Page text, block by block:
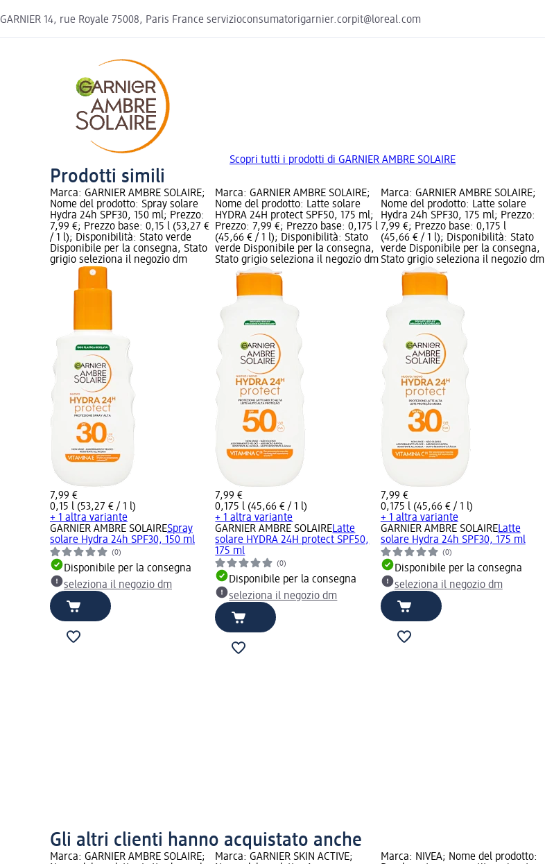
GARNIER 14, rue Royale 75008, Paris France servizioconsumatorigarnier.corpit@loreal.com
Scopri tutti i prodotti di GARNIER AMBRE SOLAIRE
Prodotti simili
Marca: GARNIER AMBRE SOLAIRE;
Nome del prodotto: Spray solare
Hydra 24h SPF30, 150 ml; Prezzo:
7,99 €; Prezzo base: 0,15 l (53,27 €
/ 1 l); Disponibilità: Stato verde
Disponibile per la consegna, Stato
grigio seleziona il negozio dm
7,99 €
0,15 l (53,27 € / 1 l)
+ 1 altra variante
GARNIER AMBRE SOLAIRESpray
solare Hydra 24h SPF30, 150 ml
(0)
Disponibile per la consegna
seleziona il negozio dm
Marca: GARNIER AMBRE SOLAIRE;
Nome del prodotto: Latte solare
HYDRA 24H protect SPF50, 175 ml;
Prezzo: 7,99 €; Prezzo base: 0,175 l
(45,66 € / 1 l); Disponibilità: Stato
verde Disponibile per la consegna,
Stato grigio seleziona il negozio dm
7,99 €
0,175 l (45,66 € / 1 l)
+ 1 altra variante
GARNIER AMBRE SOLAIRELatte
solare HYDRA 24H protect SPF50,
175 ml
(0)
Disponibile per la consegna
seleziona il negozio dm
Marca: GARNIER AMBRE SOLAIRE;
Nome del prodotto: Latte solare
Hydra 24h SPF30, 175 ml; Prezzo:
7,99 €; Prezzo base: 0,175 l
(45,66 € / 1 l); Disponibilità: Stato
verde Disponibile per la consegna,
Stato grigio seleziona il negozio dm
7,99 €
0,175 l (45,66 € / 1 l)
+ 1 altra variante
GARNIER AMBRE SOLAIRELatte
solare Hydra 24h SPF30, 175 ml
(0)
Disponibile per la consegna
seleziona il negozio dm
Gli altri clienti hanno acquistato anche
Marca: GARNIER AMBRE SOLAIRE;
Marca: GARNIER SKIN ACTIVE;
Marca: NIVEA; Nome del prodotto: